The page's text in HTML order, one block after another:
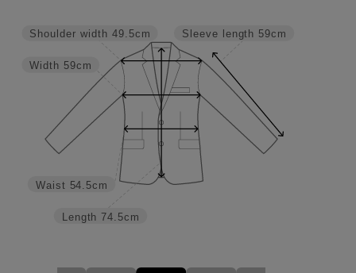
Sleeve length 59cm
Length 74.5cm
Waist 54.5cm
Width 59cm
Shoulder width 49.5cm